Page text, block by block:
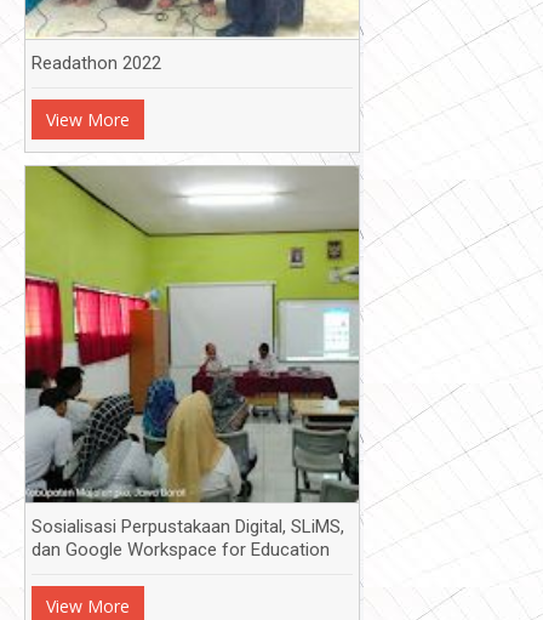
Readathon 2022
View More
Sosialisasi Perpustakaan Digital, SLiMS,
dan Google Workspace for Education
View More